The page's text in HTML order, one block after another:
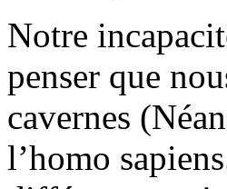
Notre
penser que
cavernes
l’homo